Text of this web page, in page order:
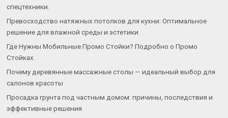
спецтехники.
Превосходство натяжных потолков для кухни: Оптимальное
решение для влажной среды и эстетики
Где Нужны Мобильные Промо Стойки? Подробно о Промо
Стойках.
Почему деревянные массажные столы — идеальный выбор для
салонов красоты
Просадка грунта под частным домом: причины, последствия и
эффективные решения